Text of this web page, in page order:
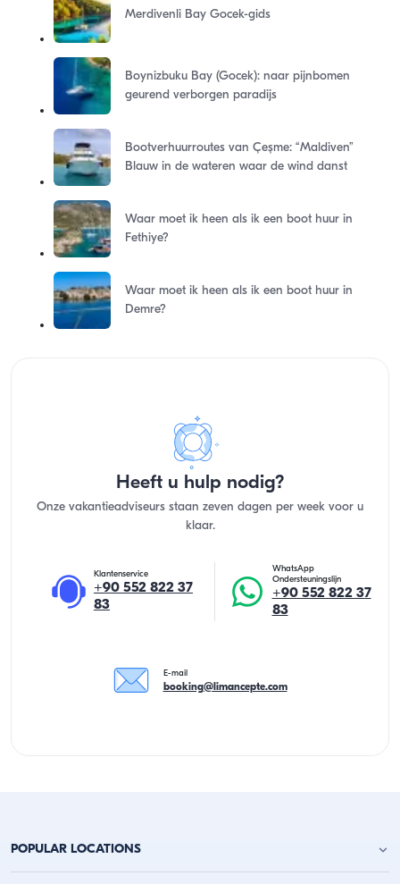
Merdivenli Bay Gocek-gids
Boynizbuku Bay (Gocek): naar pijnbomen
geurend verborgen paradijs
Bootverhuurroutes van Çeşme: “Maldiven”
Blauw in de wateren waar de wind danst
Waar moet ik heen als ik een boot huur in
Fethiye?
Waar moet ik heen als ik een boot huur in
Demre?
Heeft u hulp nodig?
Onze vakantieadviseurs staan zeven dagen per week voor u
klaar.
Klantenservice
+90 552 822 37
83
WhatsApp
Ondersteuningslijn
+90 552 822 37
83
E-mail
booking@limancepte.com
POPULAR LOCATIONS